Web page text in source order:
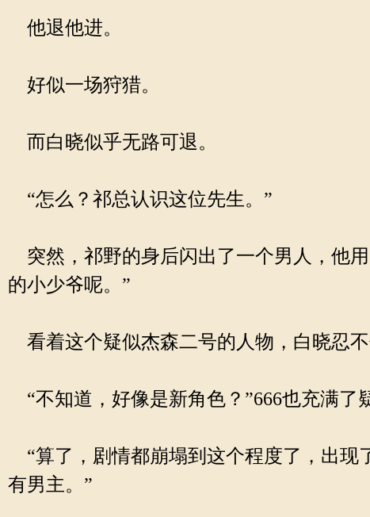
他退他进。
好似一场狩猎。
而白晓似乎无路可退。
“怎么？祁总认识这位先生。”
突然，祁野的身后闪出了一个男人，他
的小少爷呢。”
看着这个疑似杰森二号的人物，白晓忍
“不知道，好像是新角色？”666也充满了
“算了，剧情都崩塌到这个程度了，出现
有男主。”